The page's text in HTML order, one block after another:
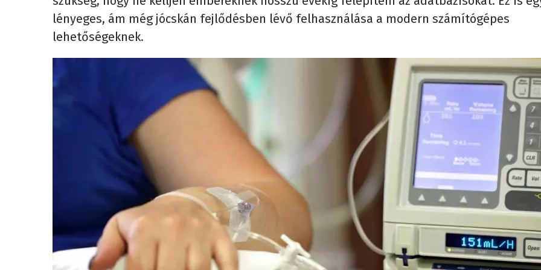
lényeges, ám még jócskán fejlődésben lévő felhasználása a modern számítógépes
lehetőségeknek.